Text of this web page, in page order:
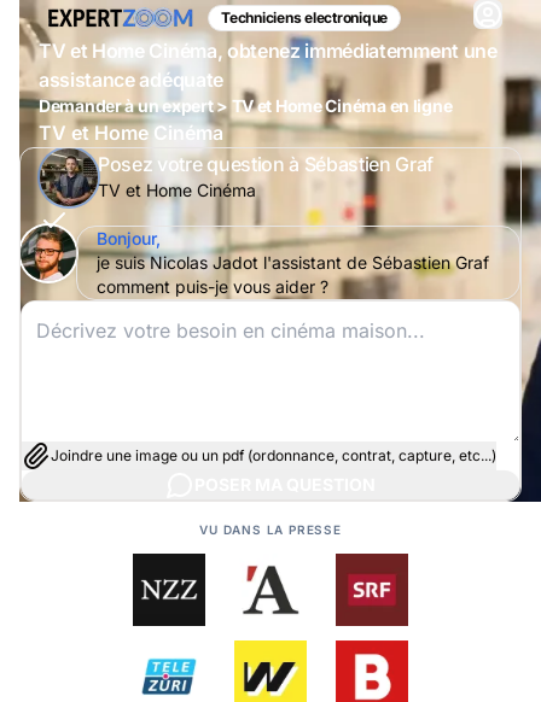
Techniciens electronique
TV et Home Cinéma, obtenez immédiatemment une
assistance adéquate
Demander à un expert > TV et Home Cinéma en ligne
TV et Home Cinéma
Posez votre question à Sébastien Graf
TV et Home Cinéma
Bonjour,
je suis Nicolas Jadot l'assistant de Sébastien Graf
comment puis-je vous aider ?
Joindre une image ou un pdf (ordonnance, contrat, capture, etc...)
VU DANS LA PRESSE